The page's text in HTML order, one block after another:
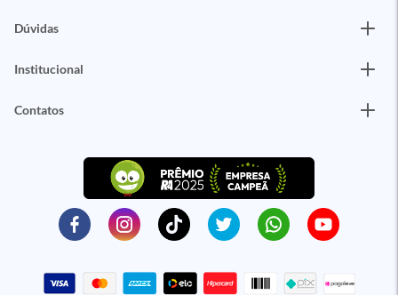
Dúvidas
Institucional
Contatos